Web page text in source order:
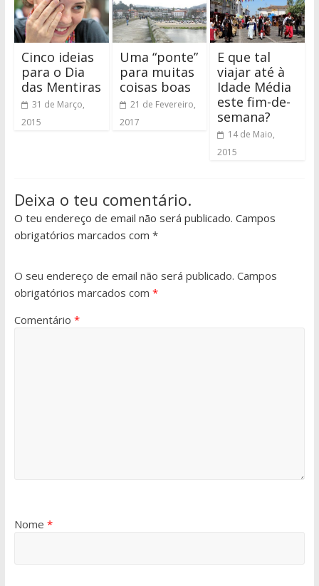
Cinco ideias
para o Dia
das Mentiras
31 de Março,
2015
Uma “ponte”
para muitas
coisas boas
21 de Fevereiro,
2017
E que tal
viajar até à
Idade Média
este fim-de-
semana?
14 de Maio,
2015
Deixa o teu comentário.
O teu endereço de email não será publicado. Campos
obrigatórios marcados com *
O seu endereço de email não será publicado. Campos
obrigatórios marcados com *
Comentário *
Nome *